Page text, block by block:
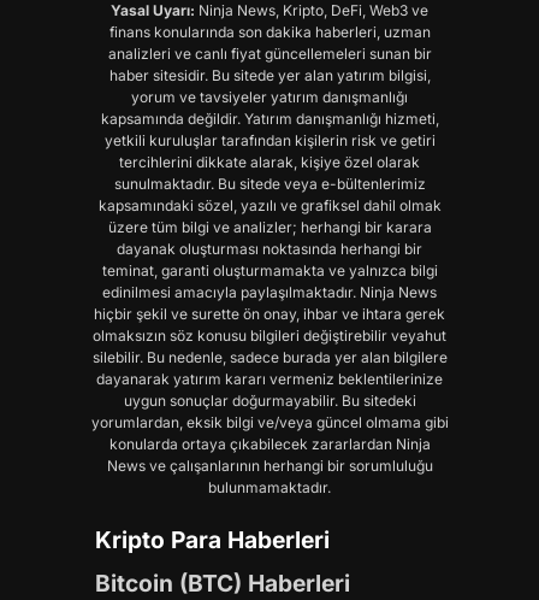
Yasal Uyarı: Ninja News, Kripto, DeFi, Web3 ve
finans konularında son dakika haberleri, uzman
analizleri ve canlı fiyat güncellemeleri sunan bir
haber sitesidir. Bu sitede yer alan yatırım bilgisi,
yorum ve tavsiyeler yatırım danışmanlığı
kapsamında değildir. Yatırım danışmanlığı hizmeti,
yetkili kuruluşlar tarafından kişilerin risk ve getiri
tercihlerini dikkate alarak, kişiye özel olarak
sunulmaktadır. Bu sitede veya e-bültenlerimiz
kapsamındaki sözel, yazılı ve grafiksel dahil olmak
üzere tüm bilgi ve analizler; herhangi bir karara
dayanak oluşturması noktasında herhangi bir
teminat, garanti oluşturmamakta ve yalnızca bilgi
edinilmesi amacıyla paylaşılmaktadır. Ninja News
hiçbir şekil ve surette ön onay, ihbar ve ihtara gerek
olmaksızın söz konusu bilgileri değiştirebilir veyahut
silebilir. Bu nedenle, sadece burada yer alan bilgilere
dayanarak yatırım kararı vermeniz beklentilerinize
uygun sonuçlar doğurmayabilir. Bu sitedeki
yorumlardan, eksik bilgi ve/veya güncel olmama gibi
konularda ortaya çıkabilecek zararlardan Ninja
News ve çalışanlarının herhangi bir sorumluluğu
bulunmamaktadır.
Kripto Para Haberleri
Bitcoin (BTC) Haberleri